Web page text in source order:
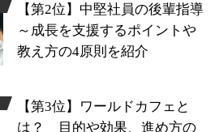
【第2位】中堅社員の後輩指導
～成長を支援するポイントや
教え方の4原則を紹介
【第3位】ワールドカフェと
は？ 目的や効果、進め方の